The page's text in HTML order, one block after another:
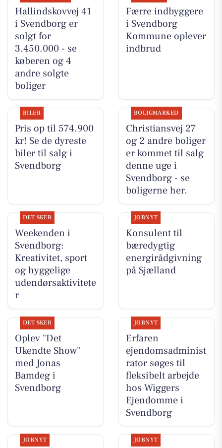
Hallindskovvej 41
i Svendborg er
solgt for
3.450.000 - se
køberen og 4
andre solgte
boliger
Færre indbyggere
i Svendborg
Kommune oplever
indbrud
BILER
Pris op til 574.900
kr! Se de dyreste
biler til salg i
Svendborg
BOLIGMARKED
Christiansvej 27
og 2 andre boliger
er kommet til salg
denne uge i
Svendborg - se
boligerne her.
DET SKER
Weekenden i
Svendborg:
Kreativitet, sport
og hyggelige
udendørsaktivitete
r
JOBNYT
Konsulent til
bæredygtig
energirådgivning
på Sjælland
DET SKER
Oplev "Det
Ukendte Show"
med Jonas
Bamdeg i
Svendborg
JOBNYT
Erfaren
ejendomsadminist
rator søges til
fleksibelt arbejde
hos Wiggers
Ejendomme i
Svendborg
JOBNYT JOBNYT